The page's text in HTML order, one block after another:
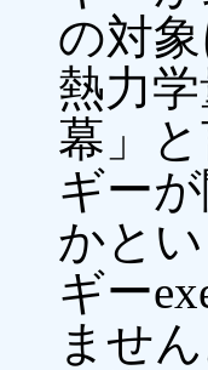
の対
熱力
幕」
ギー
かと
ギー
ませ